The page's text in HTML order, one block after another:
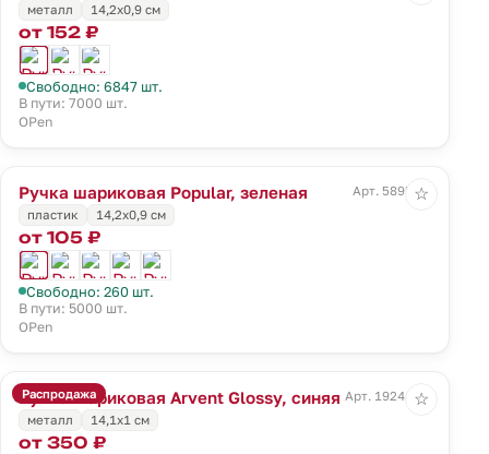
металл
14,2х0,9 см
от 152 ₽
Свободно: 6847 шт.
В пути: 7000 шт.
OPen
Ручка шариковая Popular, зеленая
Арт. 5895.90
пластик
14,2х0,9 см
от 105 ₽
Свободно: 260 шт.
В пути: 5000 шт.
OPen
☆
Распродажа
Ручка шариковая Arvent Glossy, синяя Арт. 19241.40
металл
14,1х1 см
от 350 ₽
☆